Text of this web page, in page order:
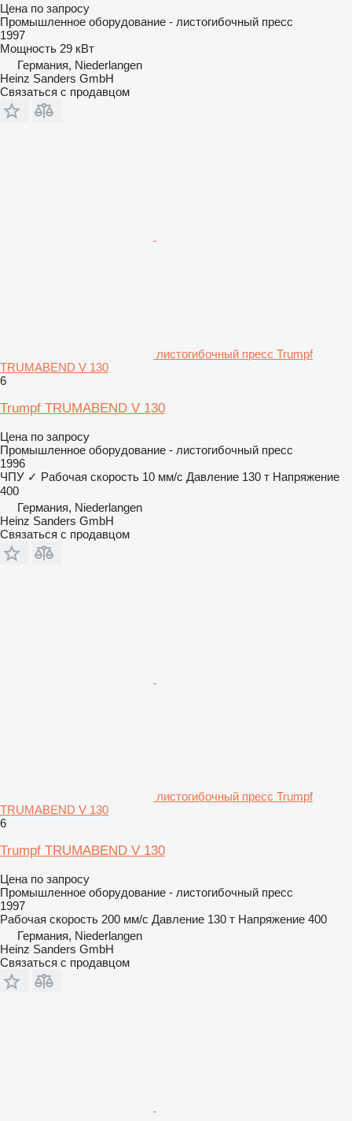
Цена по запросу
Промышленное оборудование - листогибочный пресс
1997
Мощность 29 кВт
Германия, Niederlangen
Heinz Sanders GmbH
Связаться с продавцом
листогибочный пресс Trumpf
TRUMABEND V 130
6
Trumpf TRUMABEND V 130
Цена по запросу
Промышленное оборудование - листогибочный пресс
1996
ЧПУ ✓ Рабочая скорость 10 мм/с Давление 130 т Напряжение
400
Германия, Niederlangen
Heinz Sanders GmbH
Связаться с продавцом
листогибочный пресс Trumpf
TRUMABEND V 130
6
Trumpf TRUMABEND V 130
Цена по запросу
Промышленное оборудование - листогибочный пресс
1997
Рабочая скорость 200 мм/с Давление 130 т Напряжение 400
Германия, Niederlangen
Heinz Sanders GmbH
Связаться с продавцом